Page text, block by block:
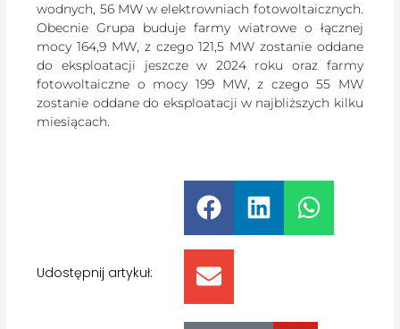
wodnych, 56 MW w elektrowniach fotowoltaicznych.
Obecnie Grupa buduje farmy wiatrowe o łącznej
mocy 164,9 MW, z czego 121,5 MW zostanie oddane
do eksploatacji jeszcze w 2024 roku oraz farmy
fotowoltaiczne o mocy 199 MW, z czego 55 MW
zostanie oddane do eksploatacji w najbliższych kilku
miesiącach.
Udostępnij artykuł: